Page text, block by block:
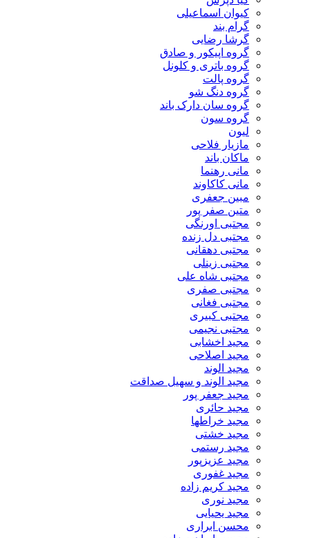
کیوان اسماعیلی
گرام بند
گرشا رضایی
گروه اپیکور و صادق
گروه باتری و کلونل
گروه پالت
گروه دنگ شو
گروه سان دارک باند
گروه سون
لیون
مازیار فلاحی
ماکان باند
مانی رهنما
مانی کاکاوند
مبین جعفری
متین صفر پور
مجتبی اورنگی
مجتبی دل زنده
مجتبی دهقانی
مجتبی زینلی
مجتبی شاه علی
مجتبی صفری
مجتبی فغانی
مجتبی کبیری
مجتبی نجیمی
مجید اخشابی
مجید اصلاحی
مجید الوند‎
مجید الوند و سهیل صداقت
مجید جعفر پور
مجید حائری
مجید خراطها
مجید خشتی
مجید رستمی
مجید عزیزپور
مجید غفوری
مجید کریم زاده
مجید نوری
مجید یحیایی
محسن ابراری